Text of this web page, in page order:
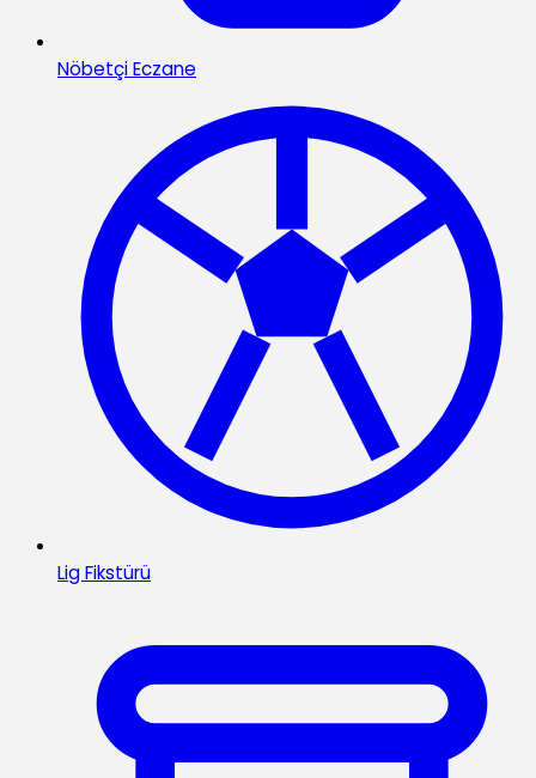
Nöbetçi Eczane
Lig Fikstürü